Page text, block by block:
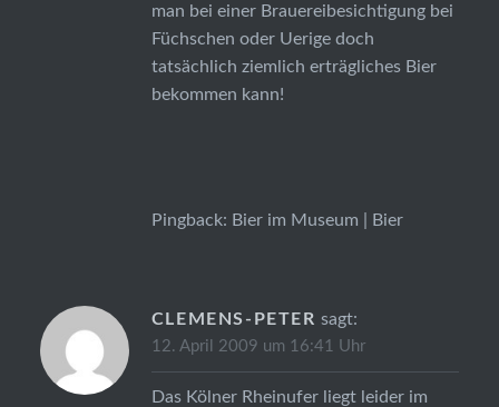
man bei einer Brauereibesichtigung bei
Füchschen oder Uerige doch
tatsächlich ziemlich erträgliches Bier
bekommen kann!
Pingback: Bier im Museum | Bier
CLEMENS-PETER sagt:
12. April 2009 um 16:41 Uhr
Das Kölner Rheinufer liegt leider im